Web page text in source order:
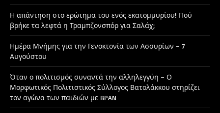
Η απάντηση στο ερώτημα του ενός εκατομμυρίου! Πού
βρήκε τα λεφτά η Τραμπζονσπόρ για Σαλάχ;
Ημέρα Μνήμης για την Γενοκτονία των Ασσυρίων – 7
Αυγούστου
Όταν ο πολιτισμός συναντά την αλληλεγγύη – Ο
Μορφωτικός Πολιτιστικός Σύλλογος Βατολάκκου στηρίζει
τον αγώνα των παιδιών με BPAN